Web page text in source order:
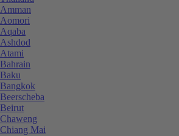
Amman
Aomori
Aqaba
Ashdod
Atami
Bahrain
Baku
Bangkok
Beerscheba
Beirut
Chaweng
Chiang Mai